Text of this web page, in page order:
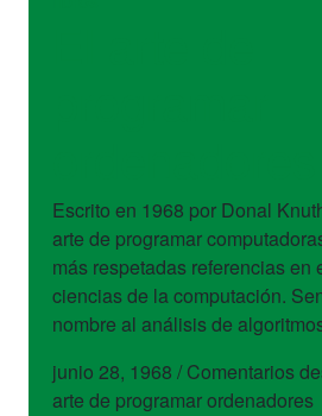
Escrito en 1968 por Donal
arte de programar
más respetadas referencias en
ciencias de la computación.
nombre al análisis de
junio 28, 1968 / Comentarios
arte de programar ordenadores